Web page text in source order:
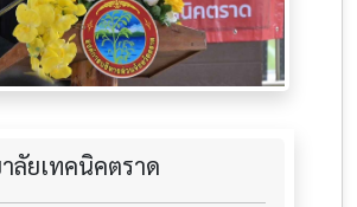
ลัยเทคนิคตราด